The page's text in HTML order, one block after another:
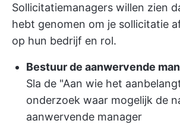
Sollicitatiemanagers willen zien
hebt genomen om je sollicitatie
op hun bedrijf en rol.
Bestuur de aanwervende
Sla de "Aan wie het
onderzoek waar mogelijk de
aanwervende manager